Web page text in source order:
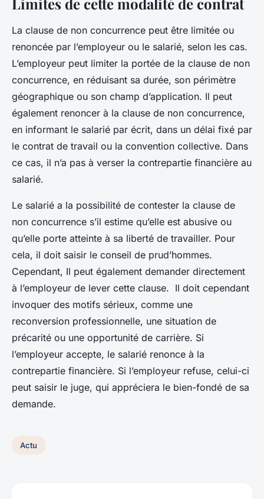
La clause de non concurrence peut être limitée ou
renoncée par l’employeur ou le salarié, selon les cas.
L’employeur peut limiter la portée de la clause de non
concurrence, en réduisant sa durée, son périmètre
géographique ou son champ d’application. Il peut
également renoncer à la clause de non concurrence,
en informant le salarié par écrit, dans un délai fixé par
le contrat de travail ou la convention collective. Dans
ce cas, il n’a pas à verser la contrepartie financière au
salarié.
Le salarié a la possibilité de contester la clause de
non concurrence s’il estime qu’elle est abusive ou
qu’elle porte atteinte à sa liberté de travailler. Pour
cela, il doit saisir le conseil de prud’hommes.
Cependant, Il peut également demander directement
à l’employeur de lever cette clause. Il doit cependant
invoquer des motifs sérieux, comme une
reconversion professionnelle, une situation de
précarité ou une opportunité de carrière. Si
l’employeur accepte, le salarié renonce à la
contrepartie financière. Si l’employeur refuse, celui-ci
peut saisir le juge, qui appréciera le bien-fondé de sa
demande.
Actu